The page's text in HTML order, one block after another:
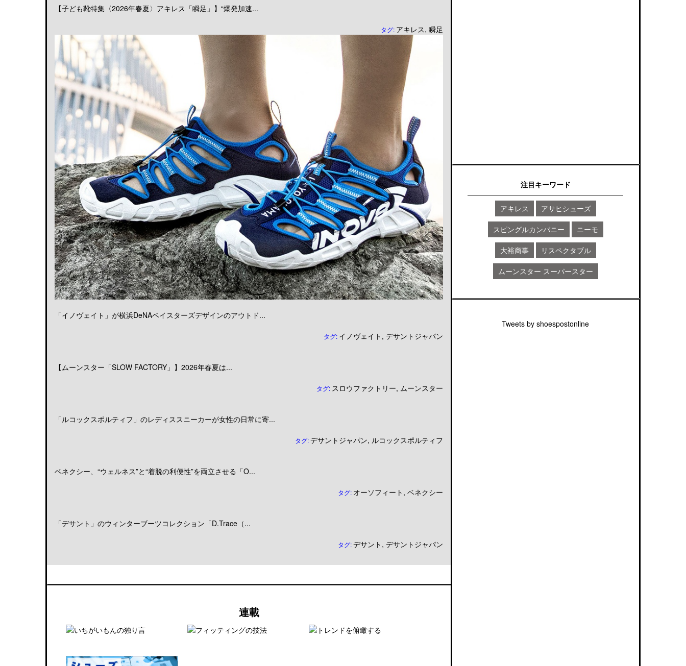
【子ども靴特集〈2026年春夏〉アキレス「瞬足」】“爆発加速...
タグ: アキレス, 瞬足
「イノヴェイト」が横浜DeNAベイスターズデザインのアウトド...
タグ: イノヴェイト , デサントジャパン
【ムーンスター「SLOW FACTORY」】2026年春夏は...
タグ: スロウファクトリー, ムーンスター
「ルコックスポルティフ」のレディススニーカーが女性の日常に寄...
タグ:デサントジャパン, ルコックスポルティフ
ベネクシー、“ウェルネス”と“着脱の利便性”を両立させる「O...
タグ: オーソフィート , ベネクシー
「デサント」のウィンターブーツコレクション「D.Trace（...
タグ:デサント , デサントジャパン
連載
注目キーワード
アキレス アサヒシューズ
スピングルカンパニー ニーモ
大裕商事 リスペクタブル
ムーンスター スーパースター
Tweets by shoespostonline